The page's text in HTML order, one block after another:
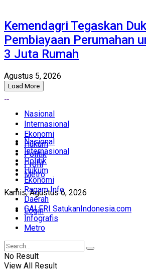
Kemendagri Tegaskan
Pembiayaan Perumahan
3 Juta Rumah
Agustus 5, 2026
Load More
Nasional
Internasional
Ekonomi
Hukum
Politik
Profil
Metro
Kamis, Agustus 6, 2026
Login
Nasional
Internasional
Politik
Hukum
Ekonomi
Ragam Info
Daerah
GALERI SatukanIndonesia.com
Infografis
Metro
No Result
View All Result